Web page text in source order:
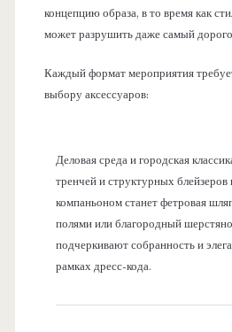
концепцию образа, в то время как
может разрушить даже самый
Каждый формат мероприятия
выбору аксессуаров:
Деловая среда и городская
тренчей и структурных
компаньоном станет фетровая
полями или благородный
подчеркивают собранность и
рамках дресс-кода.